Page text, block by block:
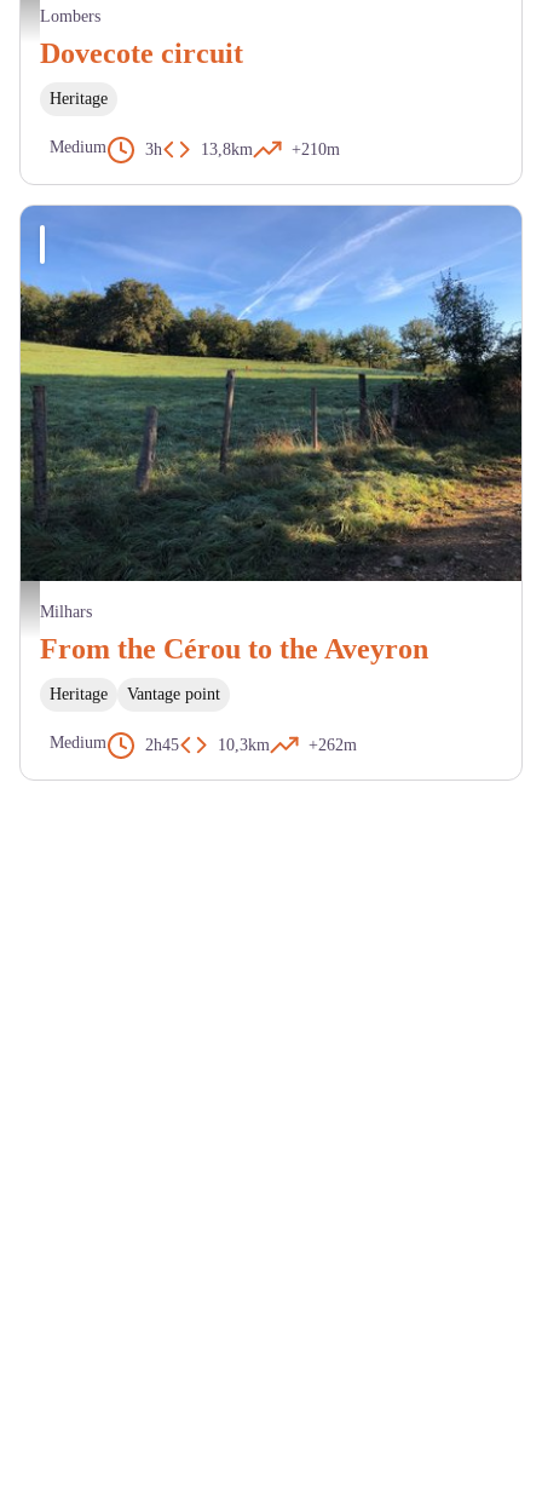
Chapelle de Saint Sernin - OT Centre Tarn
Lombers
Dovecote circuit
Heritage
Medium 3h 13,8km +210m
Milhars - Du Cérou à l'Aveyron - JX La Toscane Occitane
Milhars
From the Cérou to the Aveyron
Heritage Vantage point
Medium 2h45 10,3km +262m